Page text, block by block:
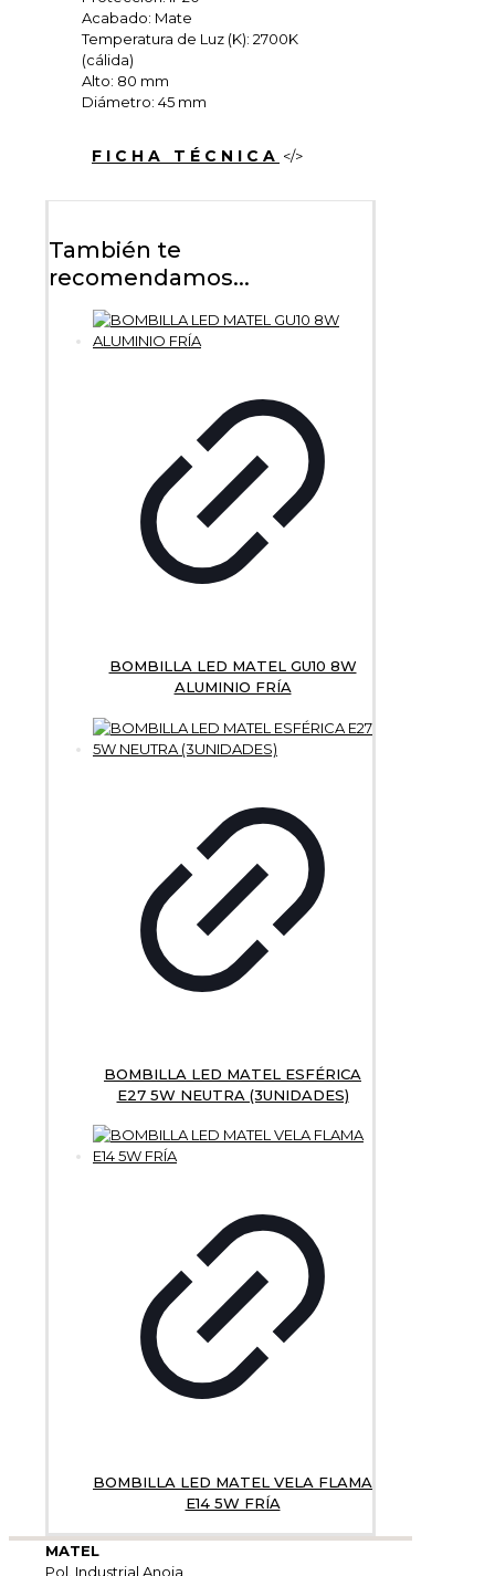
Acabado: Mate
Temperatura de Luz (K): 2700K
(cálida)
Alto: 80 mm
Diámetro: 45 mm
FICHA TÉCNICA </>
También te
recomendamos...
BOMBILLA LED MATEL GU10 8W
ALUMINIO FRÍA
BOMBILLA LED MATEL ESFÉRICA
E27 5W NEUTRA (3UNIDADES)
BOMBILLA LED MATEL VELA FLAMA
E14 5W FRÍA
MATEL
Pol. Industrial Anoia